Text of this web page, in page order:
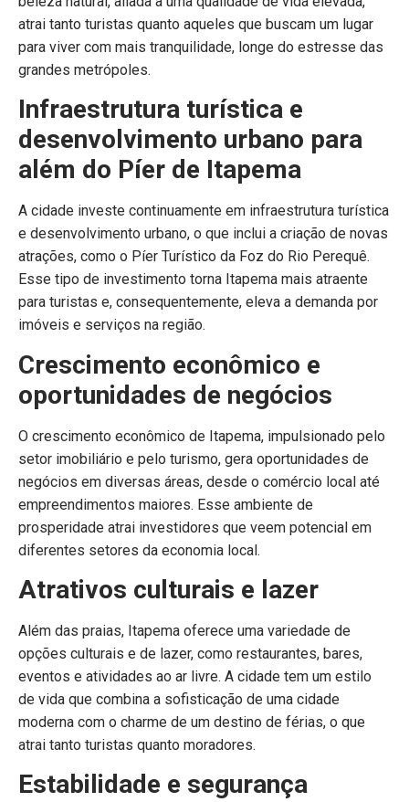
atrai tanto turistas quanto aqueles que buscam um lugar
para viver com mais tranquilidade, longe do estresse das
grandes metrópoles.
Infraestrutura turística e
desenvolvimento urbano para
além do Píer de Itapema
A cidade investe continuamente em infraestrutura turística
e desenvolvimento urbano, o que inclui a criação de novas
atrações, como o Píer Turístico da Foz do Rio Perequê.
Esse tipo de investimento torna Itapema mais atraente
para turistas e, consequentemente, eleva a demanda por
imóveis e serviços na região.
Crescimento econômico e
oportunidades de negócios
O crescimento econômico de Itapema, impulsionado pelo
setor imobiliário e pelo turismo, gera oportunidades de
negócios em diversas áreas, desde o comércio local até
empreendimentos maiores. Esse ambiente de
prosperidade atrai investidores que veem potencial em
diferentes setores da economia local.
Atrativos culturais e lazer
Além das praias, Itapema oferece uma variedade de
opções culturais e de lazer, como restaurantes, bares,
eventos e atividades ao ar livre. A cidade tem um estilo
de vida que combina a sofisticação de uma cidade
moderna com o charme de um destino de férias, o que
atrai tanto turistas quanto moradores.
Estabilidade e segurança